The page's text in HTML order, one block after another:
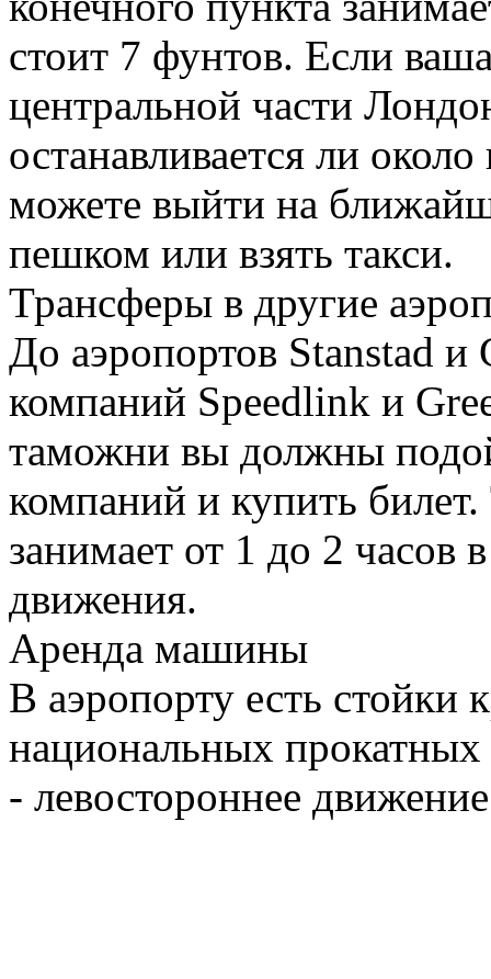
стоит 7 фунтов. Если
центральной части
останавливается ли
можете выйти на
пешком или взять такси.
Трансферы в другие
До аэропортов Stanstad
компаний Speedlink и
таможни вы должны
компаний и купить
занимает от 1 до 2 часов
движения.
Аренда машины
В аэропорту есть
национальных
- левостороннее